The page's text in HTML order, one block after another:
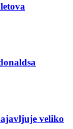
veliko